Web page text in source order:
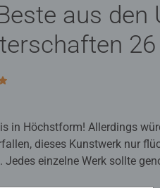
aus den
26
von 5 Sternen.
in Höchstform! Allerdings
dieses Kunstwerk nur
Jedes einzelne Werk sollte